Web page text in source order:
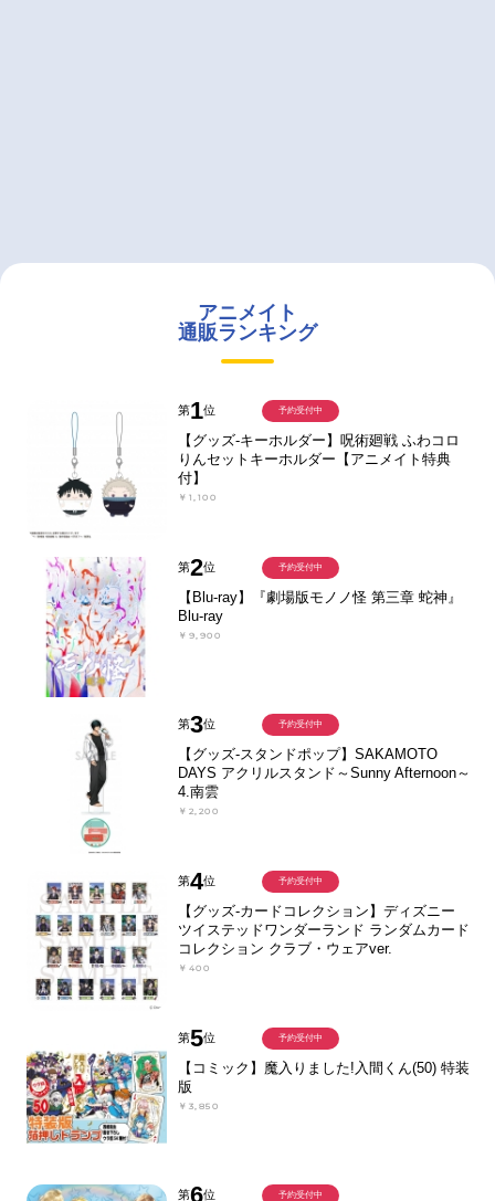
アニメイト
通販ランキング
第1位
【グッズ-キーホルダー】呪術廻戦 ふわコロ
りんセットキーホルダー【アニメイト特典
付】
￥1,100
予約受付中
第2位
【Blu-ray】『劇場版モノノ怪 第三章 蛇神』
Blu-ray
￥9,900
予約受付中
第3位
【グッズ-スタンドポップ】SAKAMOTO
DAYS アクリルスタンド～Sunny Afternoon～
4.南雲
￥2,200
予約受付中
第4位
【グッズ-カードコレクション】ディズニー
ツイステッドワンダーランド ランダムカード
コレクション クラブ・ウェアver.
￥400
予約受付中
第5位
【コミック】魔入りました!入間くん(50) 特装
版
￥3,850
予約受付中
第6位 予約受付中